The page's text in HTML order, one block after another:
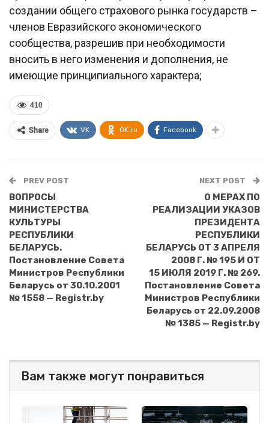
создании общего страхового рынка государств –
членов Евразийского экономического
сообщества, разрешив при необходимости
вносить в него изменения и дополнения, не
имеющие принципиального характера;
410
Share VK OK.ru Facebook
PREV POST
ВОПРОСЫ
МИНИСТЕРСТВА
КУЛЬТУРЫ
РЕСПУБЛИКИ
БЕЛАРУСЬ.
Постановление Совета
Министров Республики
Беларусь от 30.10.2001
№ 1558 — Registr.by
NEXT POST
О МЕРАХ ПО
РЕАЛИЗАЦИИ УКАЗОВ
ПРЕЗИДЕНТА
РЕСПУБЛИКИ
БЕЛАРУСЬ ОТ 3 АПРЕЛЯ
2008 Г. № 195 И ОТ
15 ИЮЛЯ 2019 Г. № 269.
Постановление Совета
Министров Республики
Беларусь от 22.09.2008
№ 1385 — Registr.by
Вам также могут понравиться